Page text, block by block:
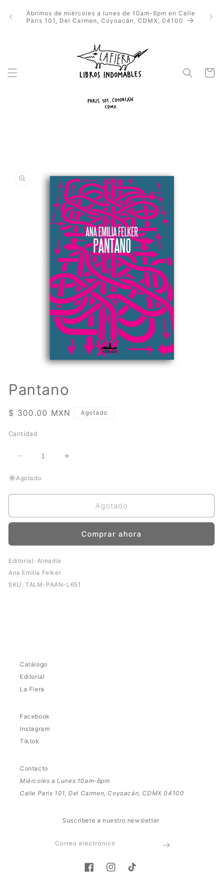
directamente
al contenido
Abrimos de miércoles a lunes de 10am-6pm en Calle
Paris 101, Del Carmen, Coyoacán, CDMX, 04100
Carrito
información
elemento
multimedia
1
una
Pantano
Precio
$ 300.00 MXN Agotado
Cantidad
Reducir
para
Aumentar
Agotado
Agotado
Comprar ahora
Editorial: Almadía
Ana Emilia Felker
SKU: TALM-PAAN-L651
Catálogo
Editorial
La Fiera
Facebook
Instagram
Tiktok
Contacto
Miércoles a Lunes 10am-6pm
Calle Paris 101, Del Carmen, Coyoacán, CDMX 04100
Suscríbete a nuestro newsletter
Correo electrónico
FacebookInstagramTikTok